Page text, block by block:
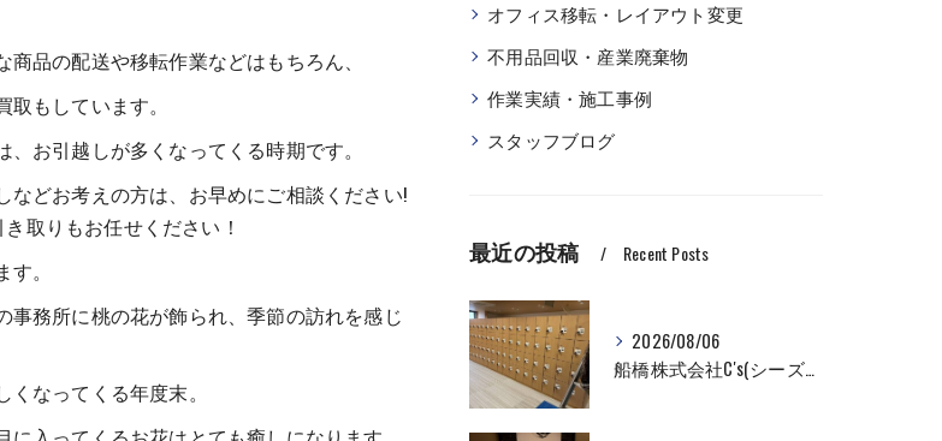
商品の配送や移転作業などはもちろん、
もしています。
、お引越しが多くなってくる時期です。
などお考えの方は、お早めにご相談ください!
取りもお任せください！
。
事務所に桃の花が飾られ、季節の訪れを感じ
くなってくる年度末。
オフィス移転・レイアウト変更
不用品回収・産業廃棄物
作業実績・施工事例
スタッフブログ
最近の投稿 Recent Posts
2026/08/06
船橋株式会社C's(シーズ）ロッカーの入れ替え作業も全国対応お任せ下さい！